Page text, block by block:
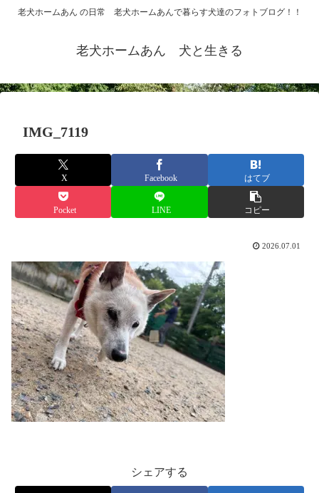
老犬ホームあん の日常 老犬ホームあんで暮らす犬達のフォトブログ！！
老犬ホームあん 犬と生きる
IMG_7119
X Facebook はてブ
Pocket LINE コピー
2026.07.01
シェアする